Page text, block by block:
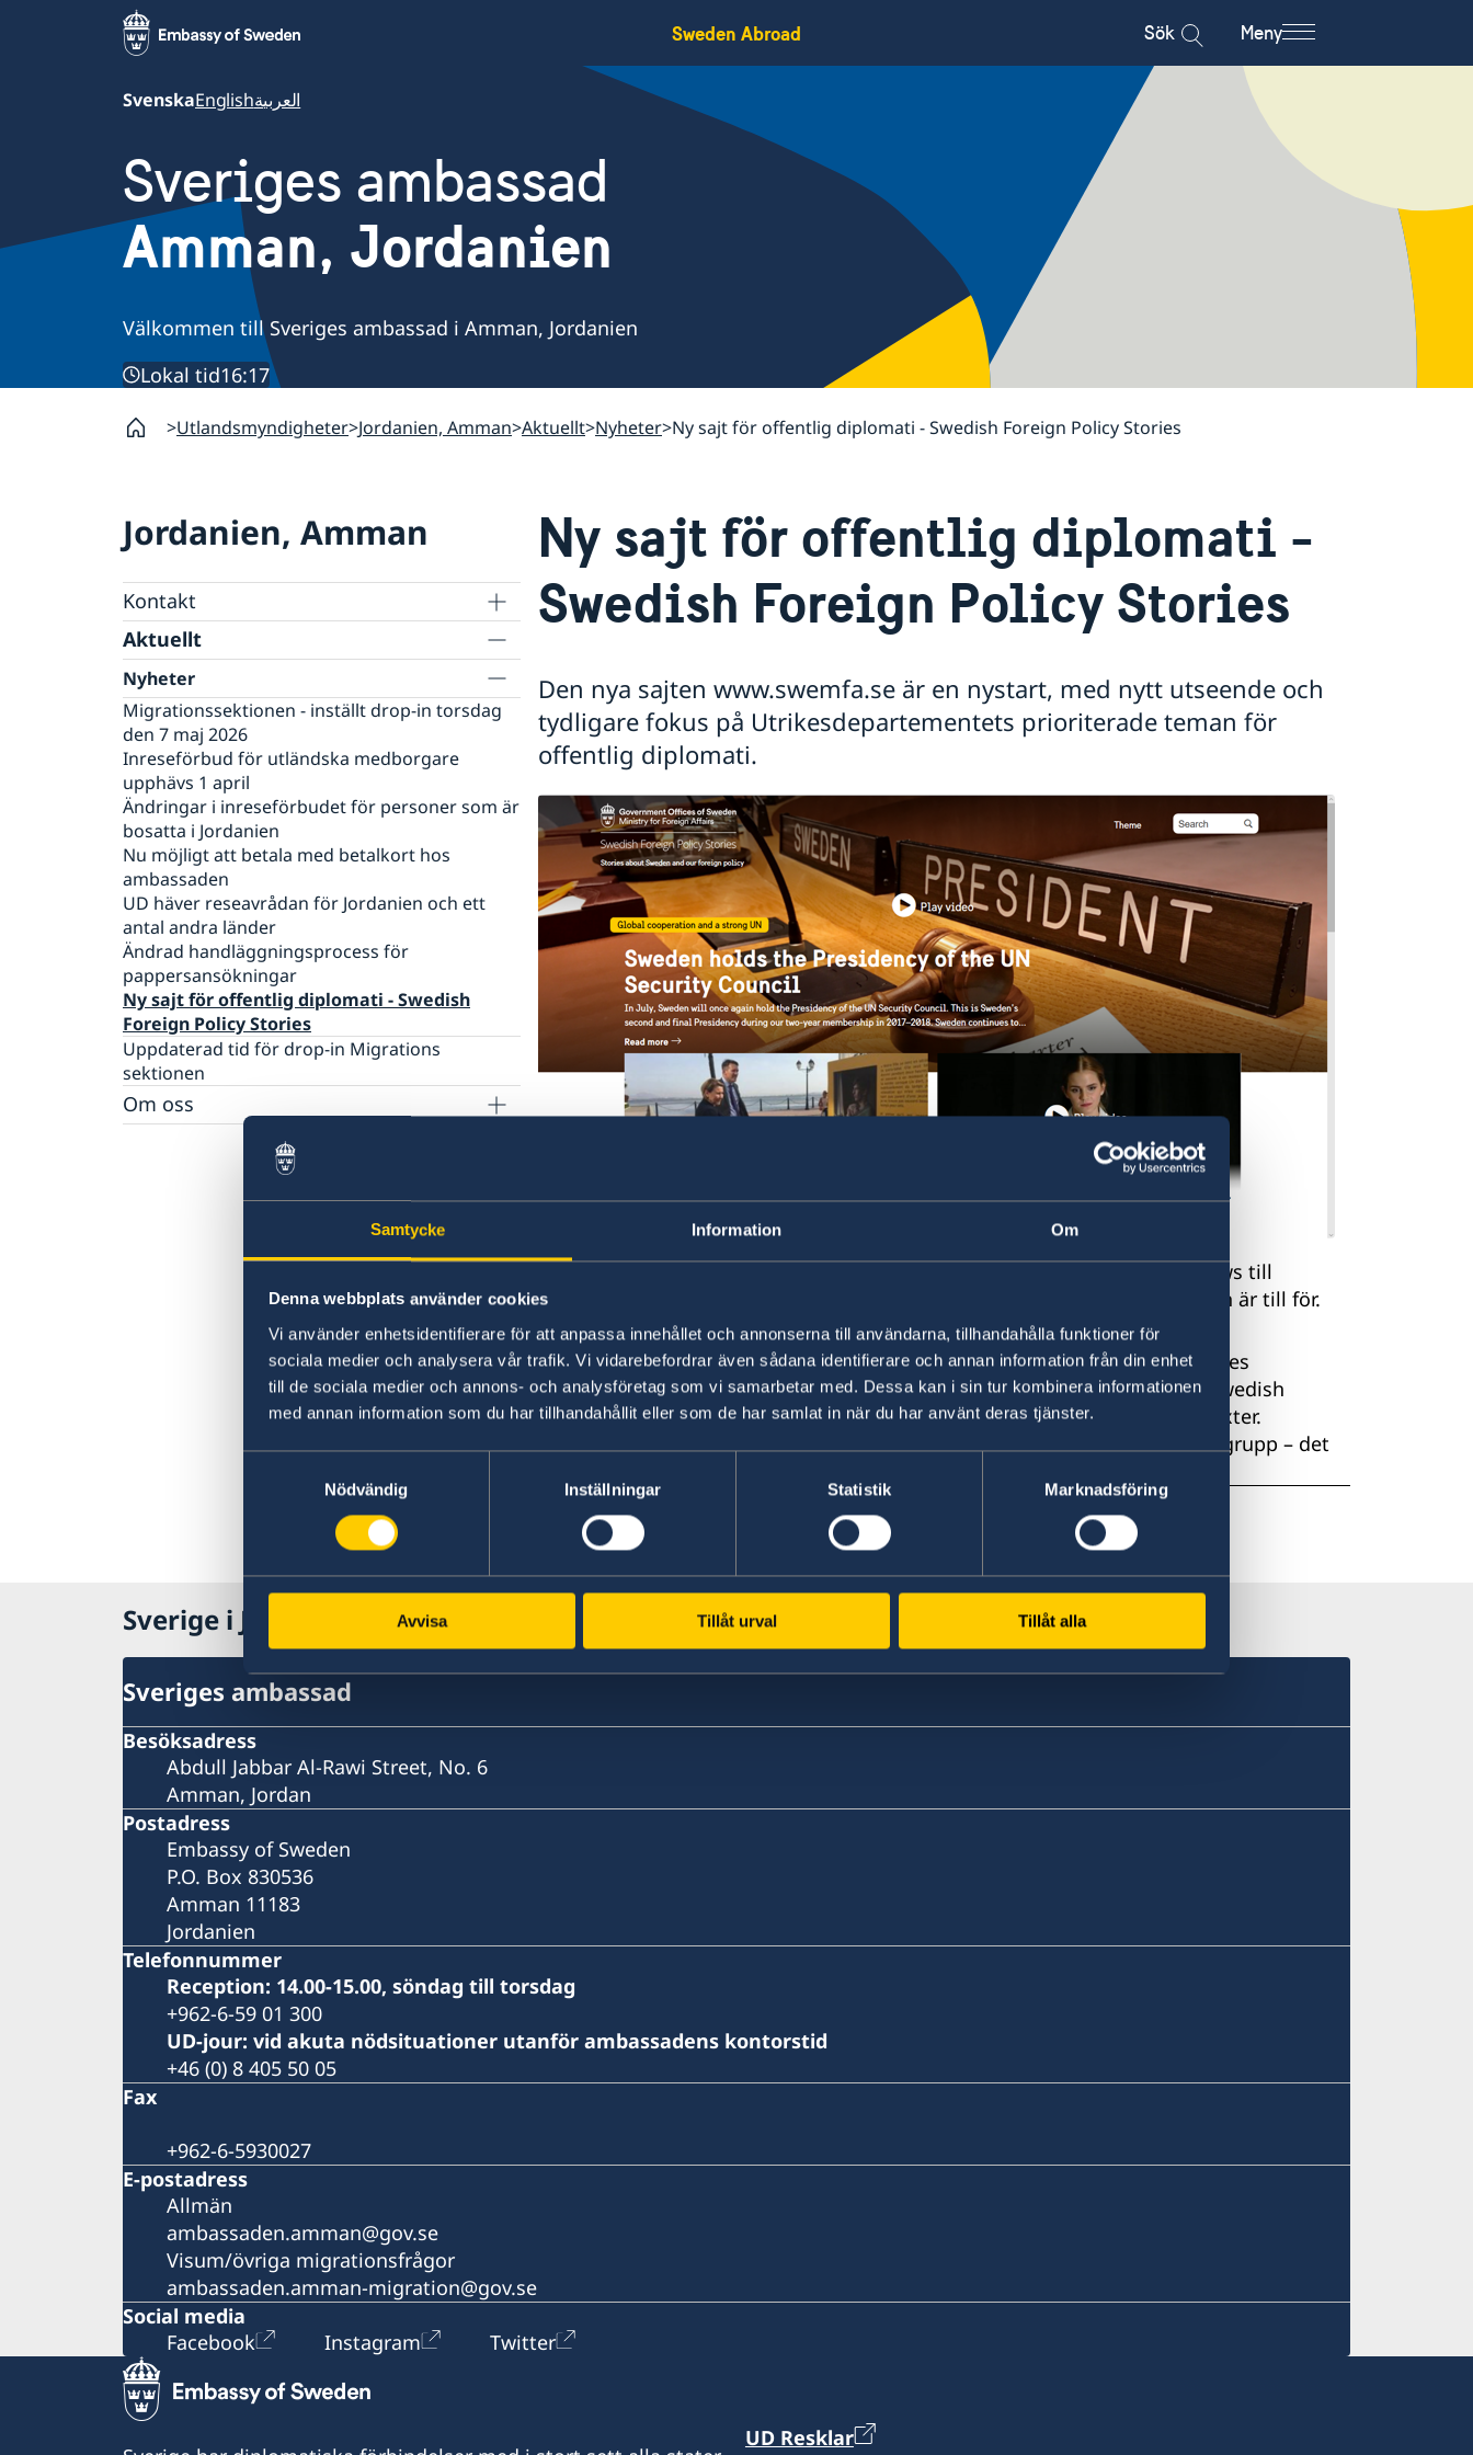
Samtycke Information Om
Denna webbplats använder cookies
Vi använder enhetsidentifierare för att anpassa innehållet och annonserna till användarna, tillhandahålla funktioner för
sociala medier och analysera vår trafik. Vi vidarebefordrar även sådana identifierare och annan information från din enhet
till de sociala medier och annons- och analysföretag som vi samarbetar med. Dessa kan i sin tur kombinera informationen
med annan information som du har tillhandahållit eller som de har samlat in när du har använt deras tjänster.
Nödvändig
Inställningar Statistik Marknadsföring
Avvisa Tillåt urval Tillåt alla
Sweden Abroad Sök Meny
SvenskaEnglishالعربية
Sveriges ambassad
Amman, Jordanien
Välkommen till Sveriges ambassad i Amman, Jordanien
Lokal tid16:17
Utlandsmyndigheter Jordanien, Amman Aktuellt Nyheter Ny sajt för offentlig diplomati - Swedish Foreign Policy Stories
Jordanien, Amman
Kontakt
Kontakt gällande visum och
uppehållstillstånd
Boka tid
Prislista
Var ska ansökan lämnas in?
Aktuellt
Nyheter
Migrationssektionen - inställt drop-in torsdag
den 7 maj 2026
Inreseförbud för utländska medborgare
upphävs 1 april
Ändringar i inreseförbudet för personer som är
bosatta i Jordanien
Nu möjligt att betala med betalkort hos
ambassaden
UD häver reseavrådan för Jordanien och ett
antal andra länder
Ändrad handläggningsprocess för
pappersansökningar
Ny sajt för offentlig diplomati - Swedish
Foreign Policy Stories
Uppdaterad tid för drop-in Migrations
sektionen
Om oss
Ambassadens personal
Dataskyddspolicy för utlandsmyndigheterna
Ny sajt för offentlig diplomati -
Swedish Foreign Policy Stories
Den nya sajten www.swemfa.se är en nystart, med nytt utseende och
tydligare fokus på Utrikesdepartementets prioriterade teman för
offentlig diplomati.
Hemsidanwww.swemfa.sehar bytt namn frånSwedish Foreign Policy News till
Swedish Foreign Policy Stories. Det nya namnet fångar bättre in vad sajten är till för.
PåSwedish Foreign Policy Storiesberättas historier om Sverige och Sveriges
utrikespolitik, om människorna som gör jobbet och hur arbetet går till.
Swedish
Foreign Policy Stories kommer att bjuda på en mix av filmer, bilder och texter.
Hemsidan vänder sig till en utrikespolitiskt intresserad internationell målgrupp – det
Senast uppdaterad 05 juli 2018, 14.38
Sverige i Jordanien, Amman
Sveriges ambassad
Besöksadress
Abdull Jabbar Al-Rawi Street, No. 6
Amman, Jordan
Postadress
Embassy of Sweden
P.O. Box 830536
Amman 11183
Jordanien
Telefonnummer
Reception: 14.00-15.00, söndag till torsdag
+962-6-59 01 300
UD-jour: vid akuta nödsituationer utanför ambassadens kontorstid
+46 (0) 8 405 50 05
Fax
+962-6-5930027
E-postadress
Allmän
ambassaden.amman@gov.se
Visum/övriga migrationsfrågor
ambassaden.amman-migration@gov.se
Social media
Facebook
Instagram Twitter
UD Resklar